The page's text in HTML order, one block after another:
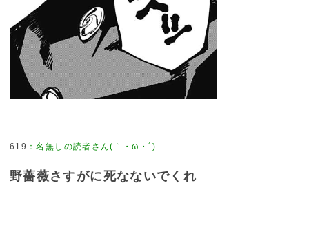
619 ：名無しの読者さん(｀・ω・´)
野薔薇さすがに死なないでくれ